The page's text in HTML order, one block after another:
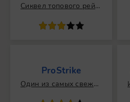
Сиквел топового рейсинг-симулятора.
4 5
ProStrike
Один из самых свежих приватных серверов на рынке.